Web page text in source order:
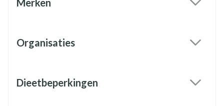
Merken
Organisaties
Dieetbeperkingen